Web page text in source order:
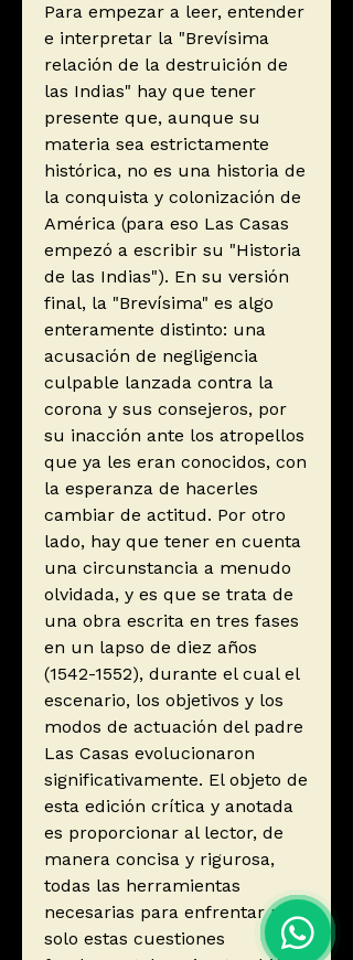
Para empezar a leer, entender
e interpretar la "Brevísima
relación de la destruición de
las Indias" hay que tener
presente que, aunque su
materia sea estrictamente
histórica, no es una historia de
la conquista y colonización de
América (para eso Las Casas
empezó a escribir su "Historia
de las Indias"). En su versión
final, la "Brevísima" es algo
enteramente distinto: una
acusación de negligencia
culpable lanzada contra la
corona y sus consejeros, por
su inacción ante los atropellos
que ya les eran conocidos, con
la esperanza de hacerles
cambiar de actitud. Por otro
lado, hay que tener en cuenta
una circunstancia a menudo
olvidada, y es que se trata de
una obra escrita en tres fases
en un lapso de diez años
(1542-1552), durante el cual el
escenario, los objetivos y los
modos de actuación del padre
Las Casas evolucionaron
significativamente. El objeto de
esta edición crítica y anotada
es proporcionar al lector, de
manera concisa y rigurosa,
todas las herramientas
necesarias para enfrentar no
solo estas cuestiones